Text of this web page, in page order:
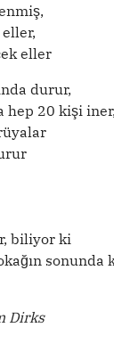
eller
durur,
hep 20 kişi iner,
biliyor ki
sonunda
Dirks